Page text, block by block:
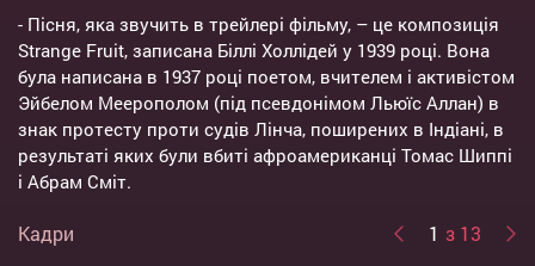
- Пісня, яка звучить в трейлері фільму, – це композиція
Strange Fruit, записана Біллі Холлідей у 1939 році. Вона
була написана в 1937 році поетом, вчителем і активістом
Эйбелом Меерополом (під псевдонімом Льюїс Аллан) в
знак протесту проти судів Лінча, поширених в Індіані, в
результаті яких були вбиті афроамериканці Томас Шиппі
і Абрам Сміт.
Кадри 1 з 13